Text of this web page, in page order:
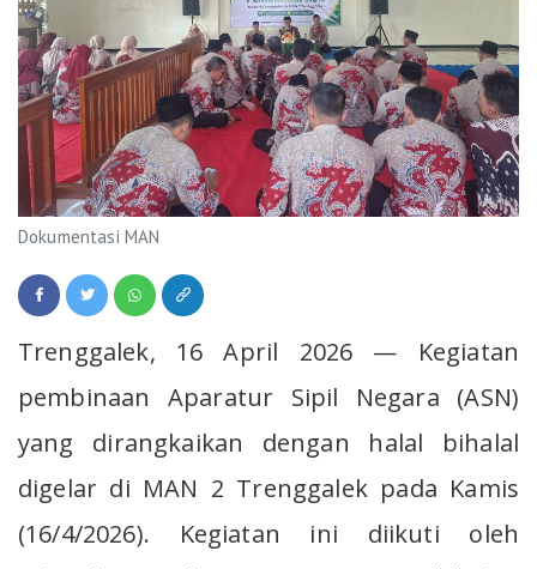
Dokumentasi MAN
Trenggalek, 16 April 2026 — Kegiatan
pembinaan Aparatur Sipil Negara (ASN)
yang dirangkaikan dengan halal bihalal
digelar di MAN 2 Trenggalek pada Kamis
(16/4/2026). Kegiatan ini diikuti oleh